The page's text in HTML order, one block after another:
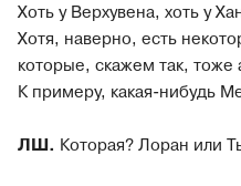
Хоть у Верхувена, хоть у
Хотя, наверно, есть
которые, скажем так,
К примеру, какая-нибудь
ЛШ. Которая? Лоран или